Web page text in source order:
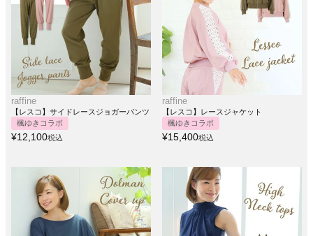
raffine
【レスコ】サイドレースジョガーパンツ
楓ゆきコラボ
¥12,100税込
raffine
【レスコ】レースジャケット
楓ゆきコラボ
¥15,400税込